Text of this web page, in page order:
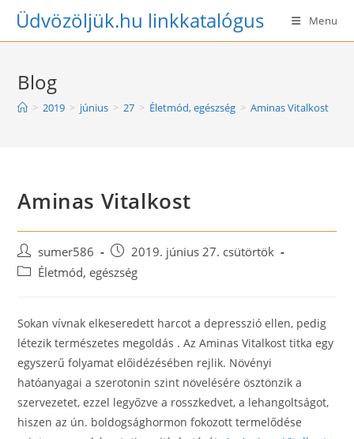
SkipÜdvözöljük.hu linkkatalógus Menu
Blog
> 2019 > június > 27 > Életmód, egészség > Aminas Vitalkost
Aminas Vitalkost
Post
author:
sumer586
Post
published:
2019. június 27. csütörtök
PostÉletmód, egészség
Sokan vívnak elkeseredett harcot a depresszió ellen, pedig
létezik természetes megoldás . Az Aminas Vitalkost titka egy
egyszerű folyamat előidézésében rejlik. Növényi
hatóanyagai a szerotonin szint növelésére ösztönzik a
szervezetet, ezzel legyőzve a rosszkedvet, a lehangoltságot,
hiszen az ún. boldogsághormon fokozott termelődése